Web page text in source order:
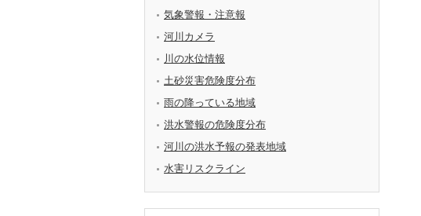
気象警報・注意報
河川カメラ
川の水位情報
土砂災害危険度分布
雨の降っている地域
洪水警報の危険度分布
河川の洪水予報の発表地域
水害リスクライン